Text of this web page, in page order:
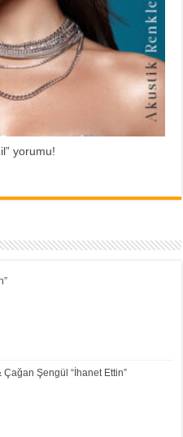
yorumu!
Çağan Şengül “İhanet Ettin”